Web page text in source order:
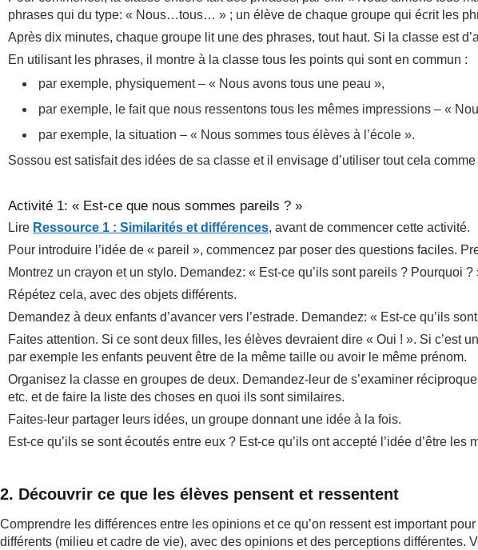
phrases qui du type: « Nous…tous… » ; un élève de chaque groupe qui écrit les
Après dix minutes, chaque groupe lit une des phrases, tout haut. Si la classe est
En utilisant les phrases, il montre à la classe tous les points qui sont en commun :
par exemple, physiquement – « Nous avons tous une peau »,
par exemple, le fait que nous ressentons tous les mêmes impressions – «
par exemple, la situation – « Nous sommes tous élèves à l’école ».
Sossou est satisfait des idées de sa classe et il envisage d’utiliser tout cela
Activité 1: « Est-ce que nous sommes pareils ? »
Lire Ressource 1 : Similarités et différences, avant de commencer cette activité.
Pour introduire l’idée de « pareil », commencez par poser des questions faciles.
Montrez un crayon et un stylo. Demandez: « Est-ce qu’ils sont pareils ? Pourquoi ?
Répétez cela, avec des objets différents.
Demandez à deux enfants d’avancer vers l’estrade. Demandez: « Est-ce qu’ils
Faites attention. Si ce sont deux filles, les élèves devraient dire « Oui ! ». Si c’est
par exemple les enfants peuvent être de la même taille ou avoir le même prénom.
Organisez la classe en groupes de deux. Demandez-leur de s’examiner
etc. et de faire la liste des choses en quoi ils sont similaires.
Faites-leur partager leurs idées, un groupe donnant une idée à la fois.
Est-ce qu’ils se sont écoutés entre eux ? Est-ce qu’ils ont accepté l’idée d’être
2. Découvrir ce que les élèves pensent et ressentent
Comprendre les différences entre les opinions et ce qu’on ressent est important
différents (milieu et cadre de vie), avec des opinions et des perceptions